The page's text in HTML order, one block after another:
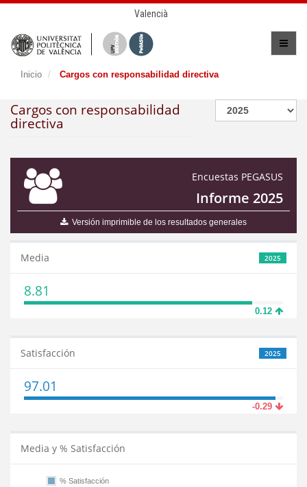
Valencià
Inicio Cargos con responsabilidad directiva
Cargos con responsabilidad
directiva
Encuestas PEGASUS
Informe 2025
Versión imprimible de los resultados generales
2025
Media
8.81
0.12
2025
Satisfacción
97.01
-0.29
Media y % Satisfacción
% Satisfacción